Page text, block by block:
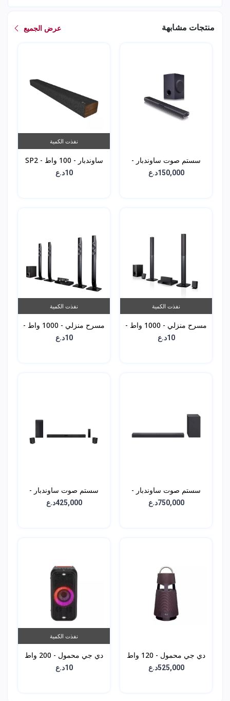
منتجات مشابهة عرض الجميع
سستم صوت ساوندبار -
160 واط - SQC1150,000د.ع
نفذت الكمية
ساوندبار - 100 واط - SP2
10د.ع
نفذت الكمية
مسرح منزلي - 1000 واط -
LHD647
10د.ع
نفذت الكمية
مسرح منزلي - 1000 واط -
LHD70C
10د.ع
سستم صوت ساوندبار -
400 واط - SC9S
750,000د.ع
سستم صوت ساوندبار -
420 واط - SNC4R425,000د.ع
دي جي محمول - 120 واط
525,000د.ع
نفذت الكمية
دي جي محمول - 200 واط
10د.ع